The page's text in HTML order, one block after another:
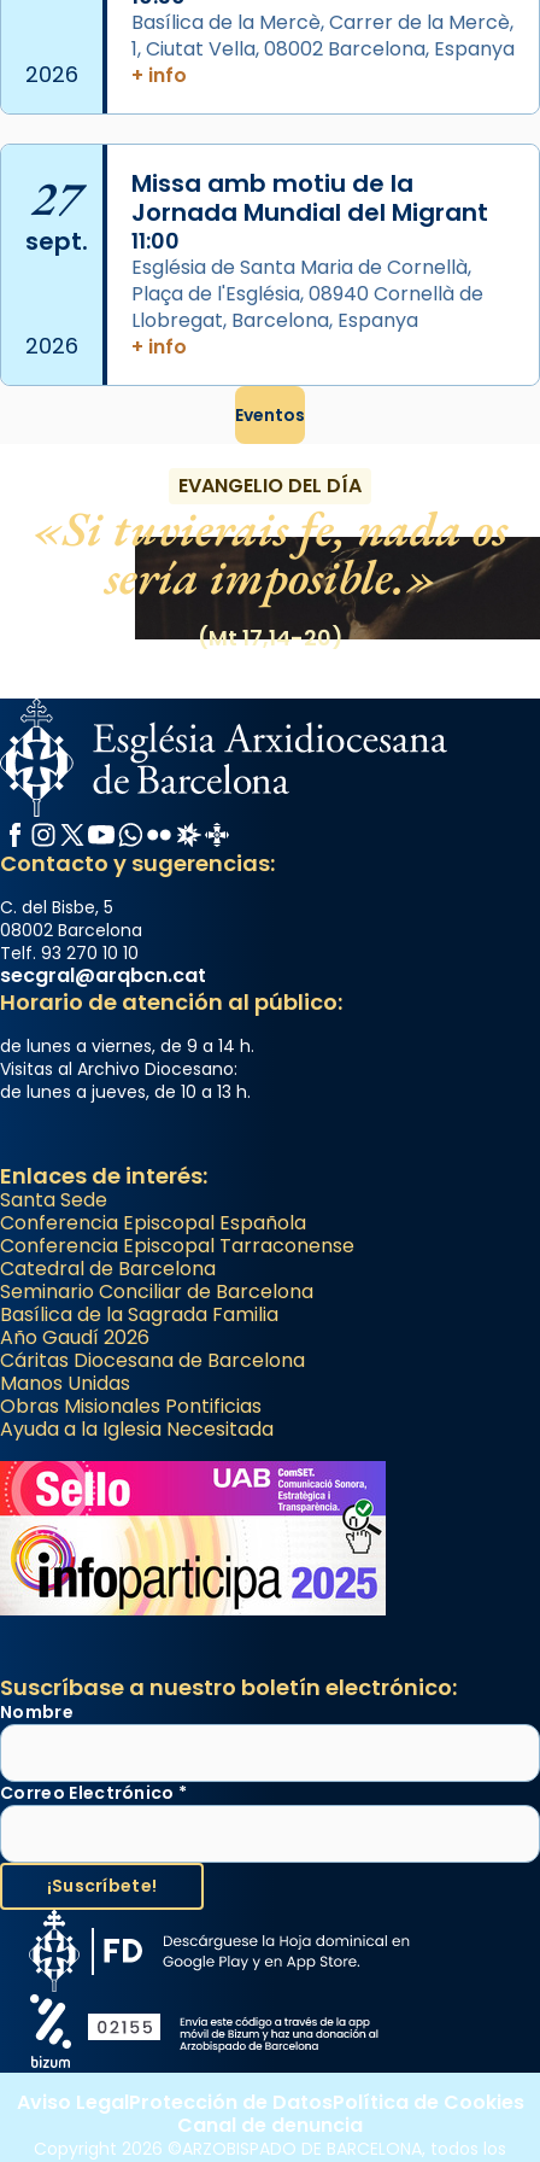
Acompanyant la història de sant Cugat, a
partir de l’Edat Mitjana sorgeix la tradició
que les santes Juliana (“relatiu a Júlia”) i
que les santes són filles de l’antiga Iluro.
Mataró en reivindicarà les relíq
...Ver más
View on Facebook · Share
2026
Basílica de la Mercè, Carrer de la Mercè,
1, Ciutat Vella, 08002 Barcelona, Espanya
+ info
27
sept.
2026
Missa amb motiu de la
Jornada Mundial del Migrant
11:00
Església de Santa Maria de Cornellà,
Plaça de l'Església, 08940 Cornellà de
Llobregat, Barcelona, Espanya
+ info
Eventos
EVANGELIO DEL DÍA
Si tuvierais fe, nada os
sería imposible.
(Mt 17,14-20)
Facebook
Instagram
X / Twitter
YouTube
WhatsApp
FlickrRadio Estel
Catalunya Cristiana
Contacto y sugerencias:
C. del Bisbe, 5
08002 Barcelona
Telf. 93 270 10 10
secgral@arqbcn.cat
Horario de atención al público:
de lunes a viernes, de 9 a 14 h.
Visitas al Archivo Diocesano:
de lunes a jueves, de 10 a 13 h.
Enlaces de interés:
Santa Sede
Conferencia Episcopal Española
Conferencia Episcopal Tarraconense
Catedral de Barcelona
Seminario Conciliar de Barcelona
Basílica de la Sagrada Familia
Año Gaudí 2026
Cáritas Diocesana de Barcelona
Manos Unidas
Obras Misionales Pontificias
Ayuda a la Iglesia Necesitada
Suscríbase a nuestro boletín electrónico:
Nombre
Correo Electrónico *
Copyright 2026 ©ARZOBISPADO DE BARCELONA, todos los
Aviso LegalProtección de DatosPolítica de Cookies
Canal de denuncia